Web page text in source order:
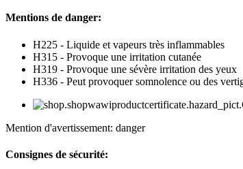
Mentions de danger:
H225 - Liquide et vapeurs très inflammables
H315 - Provoque une irritation cutanée
H319 - Provoque une sévère irritation des yeux
H336 - Peut provoquer somnolence ou des
Mention d'avertissement: danger
Consignes de sécurité: